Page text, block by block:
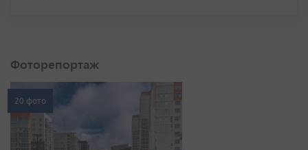
Фоторепортаж
20 фото